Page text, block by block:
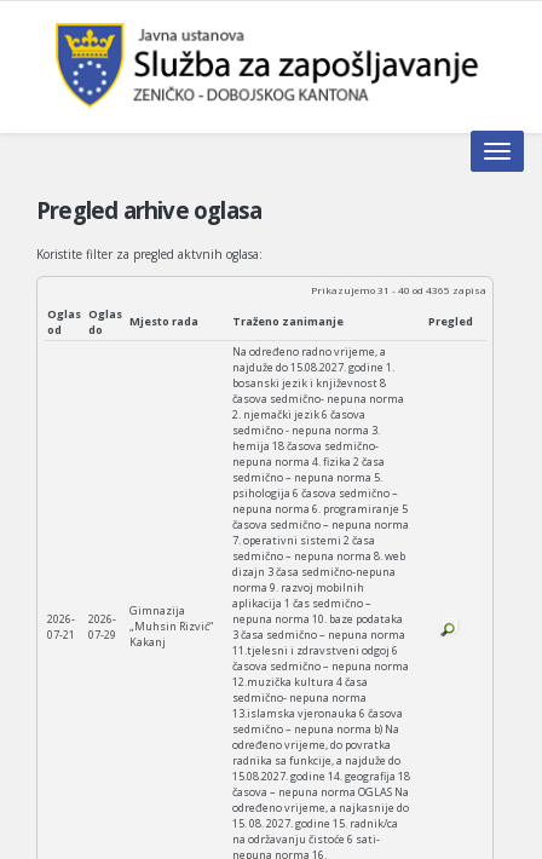
Toggle
Pregled arhive oglasa
Koristite filter za pregled aktvnih oglasa:
Prikazujemo 31 - 40 od 4365 zapisa
Oglas
od
Oglas
do
Mjesto rada Traženo zanimanje Pregled
2026-
07-21
2026-
07-29
Gimnazija
„Muhsin Rizvić“
Kakanj
Na određeno radno vrijeme, a
najduže do 15.08.2027. godine 1.
bosanski jezik i književnost 8
časova sedmično- nepuna norma
2. njemački jezik 6 časova
sedmično - nepuna norma 3.
hemija 18 časova sedmično-
nepuna norma 4. fizika 2 časa
sedmično – nepuna norma 5.
psihologija 6 časova sedmično –
nepuna norma 6. programiranje 5
časova sedmično – nepuna norma
7. operativni sistemi 2 časa
sedmično – nepuna norma 8. web
dizajn 3 časa sedmično-nepuna
norma 9. razvoj mobilnih
aplikacija 1 čas sedmično –
nepuna norma 10. baze podataka
3 časa sedmično – nepuna norma
11.tjelesni i zdravstveni odgoj 6
časova sedmično – nepuna norma
12.muzička kultura 4 časa
sedmično- nepuna norma
13.islamska vjeronauka 6 časova
sedmično – nepuna norma b) Na
određeno vrijeme, do povratka
radnika sa funkcije, a najduže do
15.08.2027. godine 14. geografija 18
časova – nepuna norma OGLAS Na
određeno vrijeme, a najkasnije do
15. 08. 2027. godine 15. radnik/ca
na održavanju čistoće 6 sati-
nepuna norma 16.